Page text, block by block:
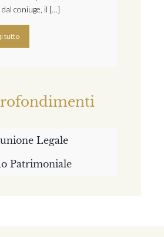
dal coniuge, il […]
tutto
Legale
Patrimoniale